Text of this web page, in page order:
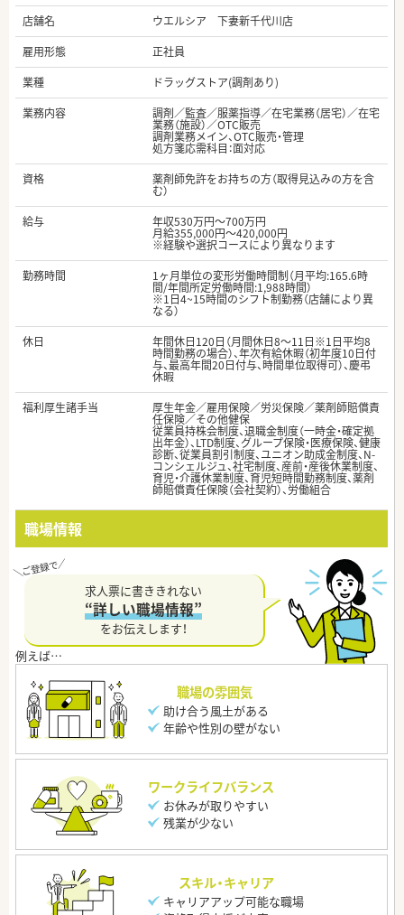
店舗名
ウエルシア 下妻新千代川店
雇用形態
正社員
業種
ドラッグストア(調剤あり)
業務内容
調剤／監査／服薬指導／在宅業務（居宅）／在宅
業務（施設）／OTC販売
調剤業務メイン、OTC販売・管理
処方箋応需科目：面対応
資格
薬剤師免許をお持ちの方（取得見込みの方を含
む）
給与
年収530万円～700万円
月給355,000円～420,000円
※経験や選択コースにより異なります
勤務時間
1ヶ月単位の変形労働時間制（月平均:165.6時
間/年間所定労働時間:1,988時間）
※1日4~15時間のシフト制勤務（店舗により異
なる）
休日
年間休日120日（月間休日8～11日※1日平均8
時間勤務の場合）、年次有給休暇（初年度10日付
与、最高年間20日付与、時間単位取得可）、慶弔
休暇
福利厚生諸手当
厚生年金／雇用保険／労災保険／薬剤師賠償責
任保険／その他健保
従業員持株会制度、退職金制度（一時金・確定拠
出年金）、LTD制度、グループ保険・医療保険、健康
診断、従業員割引制度、ユニオン助成金制度、N-
コンシェルジュ、社宅制度、産前・産後休業制度、
育児・介護休業制度、育児短時間勤務制度、薬剤
師賠償責任保険（会社契約）、労働組合
職場情報
求人票に書ききれない
“詳しい職場情報”
をお伝えします！
職場の雰囲気
助け合う風土がある
年齢や性別の壁がない
ワークライフバランス
お休みが取りやすい
残業が少ない
スキル・キャリア
キャリアアップ可能な職場